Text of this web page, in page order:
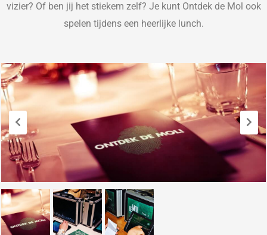
vizier? Of ben jij het stiekem zelf? Je kunt Ontdek de Mol ook
spelen tijdens een heerlijke lunch.